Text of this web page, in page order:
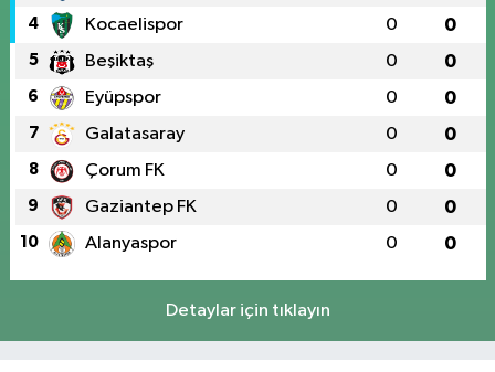
4 Kocaelispor 0 0
5 Beşiktaş 0 0
6 Eyüpspor 0 0
7 Galatasaray 0 0
8 Çorum FK 0 0
9 Gaziantep FK 0 0
10 Alanyaspor 0 0
Detaylar için tıklayın